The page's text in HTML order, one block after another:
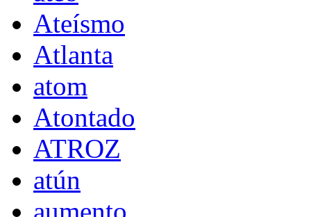
Ateísmo
Atlanta
atom
Atontado
ATROZ
atún